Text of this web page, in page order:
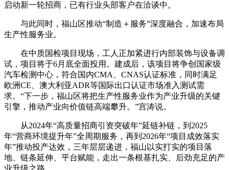
启动新一轮招商，已有行业头部客户在洽谈中。
与此同时，福山区推动“制造＋服务”深度融合，加速布局
生产性服务业。
在中质国检项目现场，工人正加紧进行内部装饰与设备调
试，项目将于6月底全面投用。建成后，该项目将争创国家级
汽车检测中心，符合国内CMA、CNAS认证标准，同时满足
欧洲CE、澳大利亚ADR等国际出口认证市场准入测试需
求。“下一步，福山区将把生产性服务业作为产业升级的关键
引擎，推动产业向价值链高端攀升。”宫涛说。
从2024年“高质量招商引资突破年”延链补链，到2025
年“营商环境提升年”全周期服务，再到2026年“项目成效落实
年”推动投产达效，三年层层递进，福山以实打实的项目落
地、链条延伸、平台赋能，走出一条根基扎实、后劲充足的产